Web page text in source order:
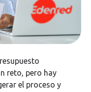
reto, pero hay
el proceso y